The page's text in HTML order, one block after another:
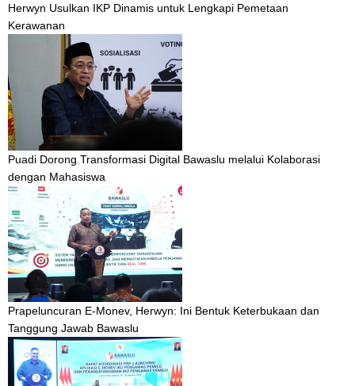
Herwyn Usulkan IKP Dinamis untuk Lengkapi Pemetaan
Kerawanan
Puadi Dorong Transformasi Digital Bawaslu melalui Kolaborasi
dengan Mahasiswa
Prapeluncuran E-Monev, Herwyn: Ini Bentuk Keterbukaan dan
Tanggung Jawab Bawaslu